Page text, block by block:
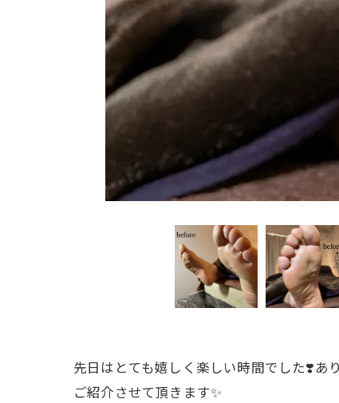
先日はとても嬉しく楽しい時間でした❣️あ
ご紹介させて頂きます✨